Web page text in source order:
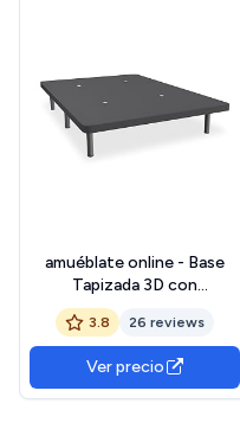
amuéblate online - Base
Tapizada 3D con
Estructura Extra
Resistente y Barras
Transversales de Refuerzo,
Gran Estabilidad, 6 Patas
metálicas roscadas de
3.8 26 reviews
Ver precio